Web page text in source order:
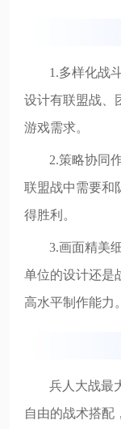
1.多样化战
设计有联盟战、
游戏需求。
2.策略协同
联盟战中需要和
得胜利。
3.画面精美
单位的设计还是
高水平制作能力。
兵人大战最
自由的战术搭配